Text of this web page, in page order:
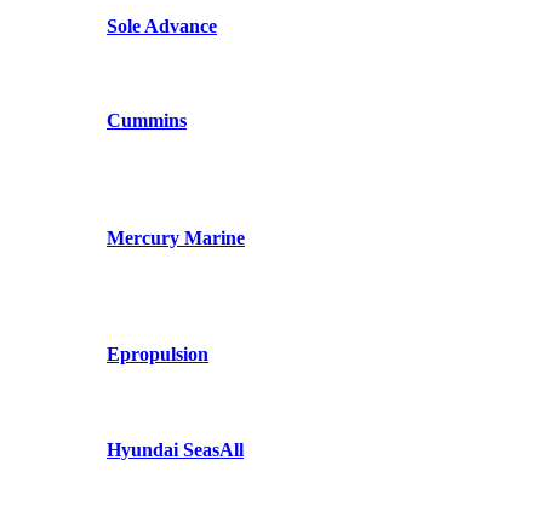
Sole Advance
Cummins
Mercury Marine
Epropulsion
Hyundai SeasAll